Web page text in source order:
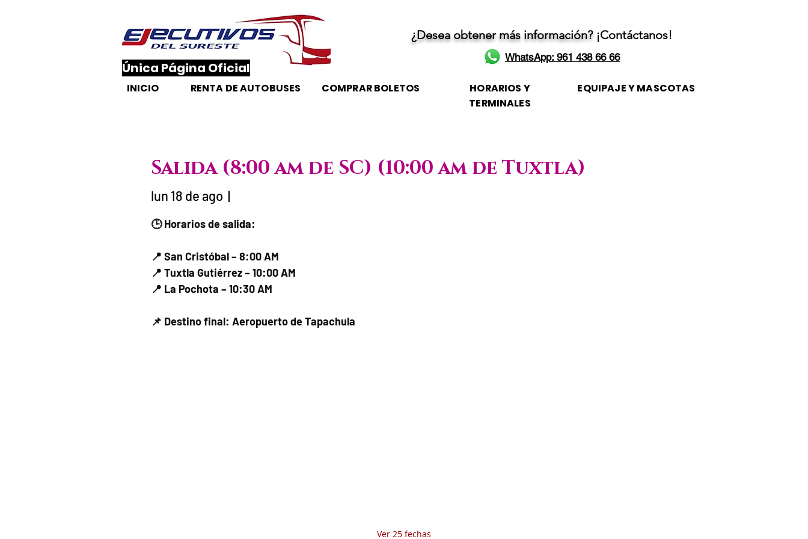
​Única Página Oficial
¿Desea obtener más información? ¡Contáctanos!
WhatsApp: 961 438 66 66
INICIO RENTA DE AUTOBUSES COMPRAR BOLETOS
HORARIOS Y
TERMINALES
EQUIPAJE Y MASCOTAS
Salida (8:00 am de SC) (10:00 am de Tuxtla)
lun 18 de ago
  |
🕒 Horarios de salida:
📍 San Cristóbal – 8:00 AM
📍 Tuxtla Gutiérrez – 10:00 AM
📍 La Pochota – 10:30 AM
📌 Destino final: Aeropuerto de Tapachula
Ver 25 fechas